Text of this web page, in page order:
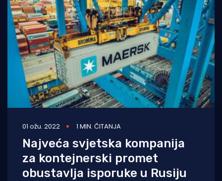
01 ožu. 2022 1 MIN. ČITANJA
Najveća svjetska kompanija
za kontejnerski promet
obustavlja isporuke u Rusiju